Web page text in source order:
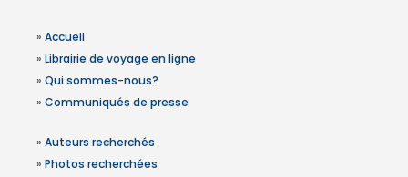
» Accueil
» Librairie de voyage en ligne
» Qui sommes-nous?
» Communiqués de presse
» Auteurs recherchés
» Photos recherchées